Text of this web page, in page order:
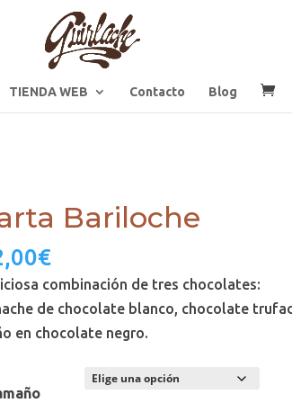
TIENDA WEB Contacto Blog
Bariloche
€
combinación de tres chocolates:
de chocolate blanco, chocolate
en chocolate negro.